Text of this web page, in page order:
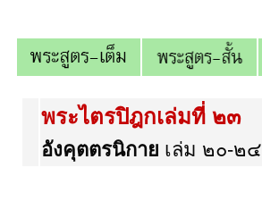
พระไตรปิฎกเล่มที่ ๒๓
อังคุตตรนิกาย เล่ม ๒๐-๒๔